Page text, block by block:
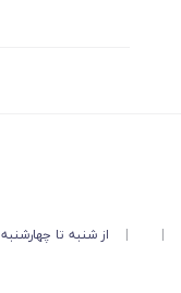
|
| از شنبه تا چهارشنبه ۱۱ صبح تا ۵ عصر